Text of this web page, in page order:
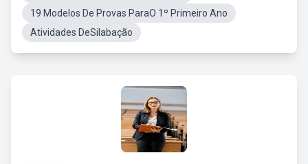
19 Modelos De Provas ParaO 1º Primeiro Ano
Atividades DeSilabação